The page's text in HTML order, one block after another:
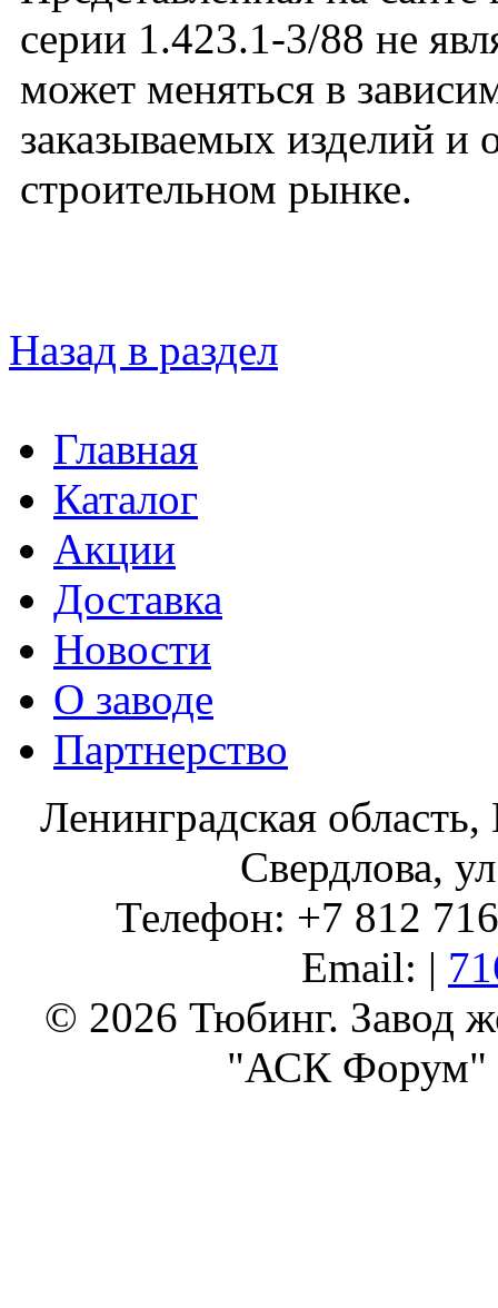
серии 1.423.1-3/88 не
может меняться в
заказываемых изделий и
строительном рынке.
Назад в раздел
Главная
Каталог
Акции
Доставка
Новости
О заводе
Партнерство
Ленинградская
Свердлова,
Телефон: +7 812
Email: |
© 2026 Тюбинг. Завод
"АСК Форум"